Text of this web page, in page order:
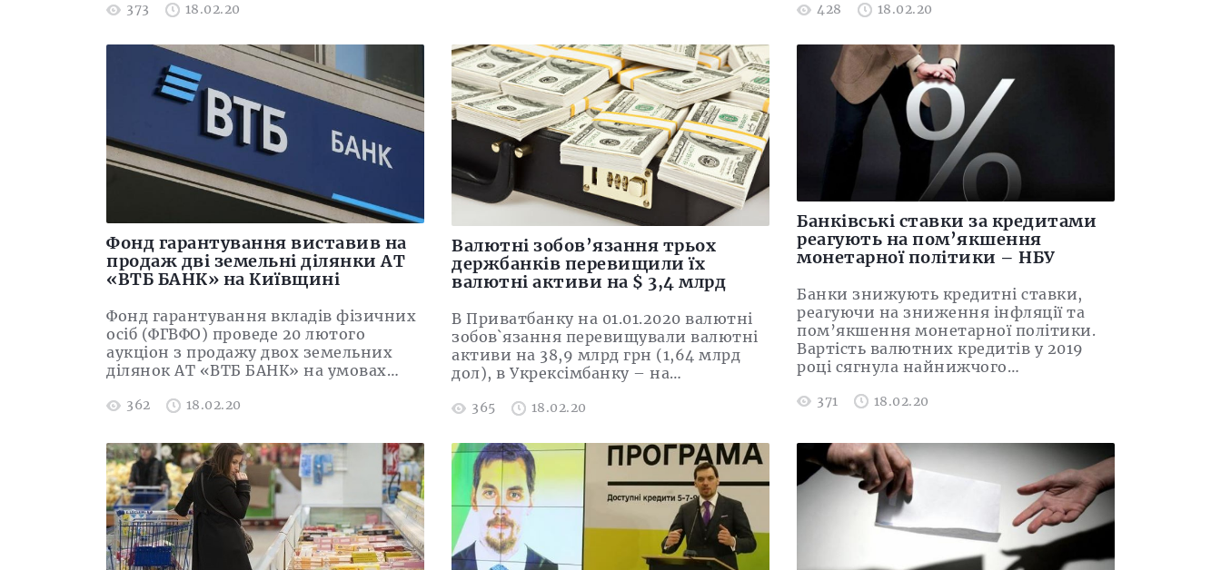
373 18.02.20 428 18.02.20
Фонд гарантування виставив на
продаж дві земельні ділянки АТ
«ВТБ БАНК» на Київщині
Фонд гарантування вкладів фізичних
осіб (ФГВФО) проведе 20 лютого
аукціон з продажу двох земельних
ділянок АТ «ВТБ БАНК» на умовах…
362 18.02.20
Валютні зобов’язання трьох
держбанків перевищили їх
валютні активи на $ 3,4 млрд
В Приватбанку на 01.01.2020 валютні
зобов`язання перевищували валютні
активи на 38,9 млрд грн (1,64 млрд
дол), в Укрексімбанку – на…
365 18.02.20
Банківські ставки за кредитами
реагують на пом’якшення
монетарної політики – НБУ
Банки знижують кредитні ставки,
реагуючи на зниження інфляції та
пом’якшення монетарної політики.
Вартість валютних кредитів у 2019
році сягнула найнижчого…
371 18.02.20